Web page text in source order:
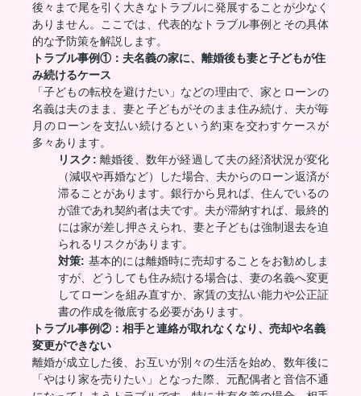
後々まで尾を引く大きなトラブルに発展することが少なく
ありません。ここでは、代表的なトラブル事例とその具体
的な予防策を解説します。
トラブル事例①：夫名義の家に、離婚後も妻と子どもが住
み続けるケース
「子どもの転校を避けたい」などの理由で、家とローンの
名義は夫のまま、妻と子どもがそのまま住み続け、夫が毎
月のローンを支払い続けるという約束を交わすケースが
多々あります。
リスク: 離婚後、数年が経過して夫の経済状況が変化
（減収や再婚など）した場合、夫からのローン返済が
滞ることがあります。銀行から見れば、住んでいるの
が誰であれ契約者は夫です。夫が滞納すれば、最終的
には家が差し押さえられ、妻と子どもは強制退去を迫
られるリスクがあります。
対策: 基本的には離婚時に売却することをお勧めしま
すが、どうしても住み続ける場合は、妻の名義へ変更
してローンを組み直すか、家賃の支払い能力や公正証
書の作成を徹底する必要があります。
トラブル事例②：相手と連絡が取れなくなり、売却や名義
変更ができない
離婚が成立した後、お互いが別々の生活を始め、数年後に
「やはり家を売りたい」となった際、元配偶者と音信不通